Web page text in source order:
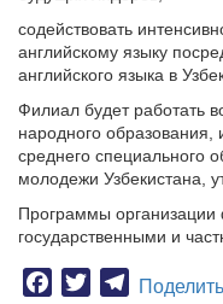
содействовать
английскому языку
английского языка в
Филиал будет работать
народного образования,
среднего специального
молодежи Узбекистана,
Программы
государственными и
Facebook
TwitterTelegram